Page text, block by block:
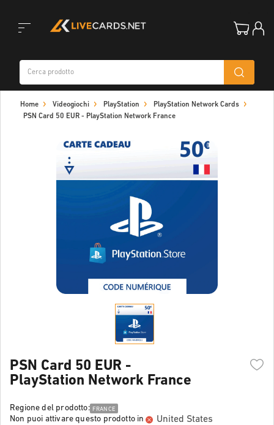
navigation
Home Videogiochi PlayStation
PlayStation Network Cards
PSN Card 50 EUR - PlayStation Network France
PSN Card 50 EUR -
PlayStation Network France
Regione del prodotto: FRANCE
Non puoi attivare questo prodotto in United States